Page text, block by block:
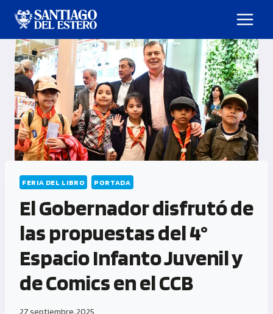
FERIA DEL LIBRO PORTADA
El Gobernador disfrutó de
las propuestas del 4°
Espacio Infanto Juvenil y
de Comics en el CCB
27 septiembre, 2025